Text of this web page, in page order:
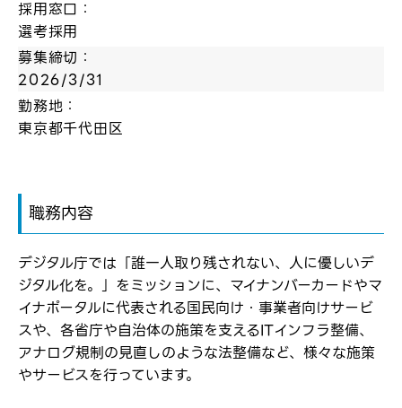
採用窓口：
選考採用
募集締切：
2026/3/31
勤務地：
東京都千代田区
職務内容
デジタル庁では「誰一人取り残されない、人に優しいデ
ジタル化を。」をミッションに、マイナンバーカードやマ
イナポータルに代表される国民向け・事業者向けサービ
スや、各省庁や自治体の施策を支えるITインフラ整備、
アナログ規制の見直しのような法整備など、様々な施策
やサービスを行っています。